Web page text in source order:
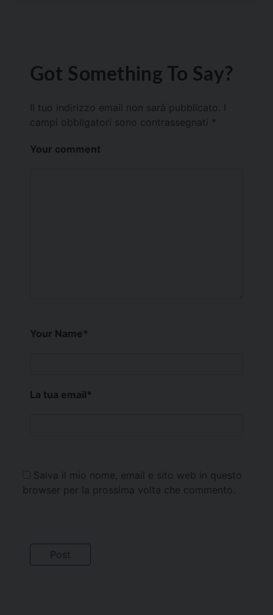
Got Something To Say?
Il tuo indirizzo email non sarà pubblicato.
campi obbligatori sono contrassegnati *
Your comment
Your Name*
La tua email*
Salva il mio nome, email e sito web in questo
browser per la prossima volta che commento.